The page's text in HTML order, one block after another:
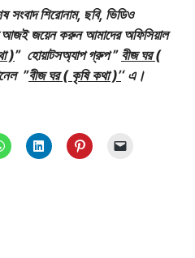
সংবাদ শিরোনাম, ছবি, ভিডিও
আজই জয়েন করুন আমাদের অফিসিয়াল
)” হোয়াটসঅ্যাপ গ্রুপ ” বীজ ঘর (
”বীজ ঘর ( কৃষি কথা )’‘ এ।